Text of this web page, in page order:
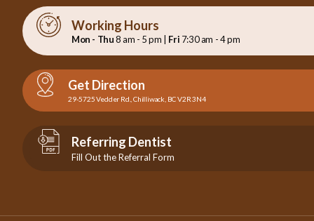
Working Hours
Mon - Thu8 am - 5 pm | Fri 7:30 am - 4 pm
Get Direction
29-5725 Vedder Rd., Chilliwack, BC V2R 3N4
Referring Dentist
Fill Out the Referral Form